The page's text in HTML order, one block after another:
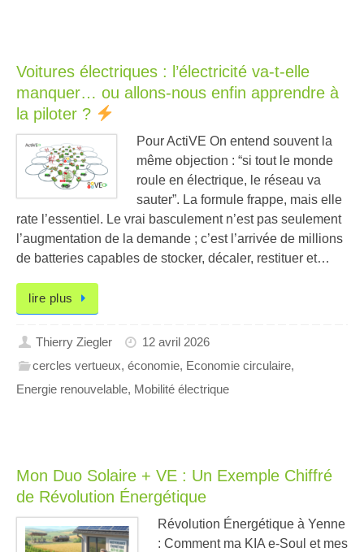
Voitures électriques : l’électricité va-t-elle
manquer… ou allons-nous enfin apprendre à
la piloter ?
Pour ActiVE On entend souvent la
même objection : “si tout le monde
roule en électrique, le réseau va
sauter”. La formule frappe, mais elle
rate l’essentiel. Le vrai basculement n’est pas seulement
l’augmentation de la demande ; c’est l’arrivée de millions
de batteries capables de stocker, décaler, restituer et…
lire plus
Thierry Ziegler
12 avril 2026
cercles vertueux,économie, Economie circulaire,
Energie renouvelable, Mobilité électrique
Mon Duo Solaire + VE : Un Exemple Chiffré
de Révolution Énergétique
Révolution Énergétique à Yenne
: Comment ma KIA e-Soul et mes